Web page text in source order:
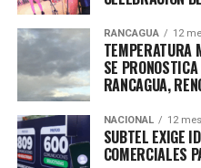
RANCAGUA 12
TEMPERATURA
SE
RANCAGUA,
NACIONAL 12
SUBTEL EXIGE
COMERCIALES